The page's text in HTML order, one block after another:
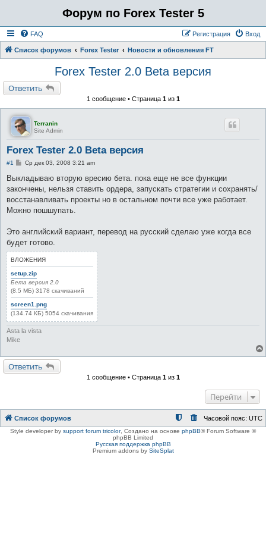
Форум по Forex Tester 5
FAQ Вход
Регистрация
Список форумов Forex Tester Новости и обновления FT
Forex Tester 2.0 Beta версия
Ответить
1 сообщение • Страница 1из 1
Terranin
Site Admin
Forex Tester 2.0 Beta версия
#1
С
о
щ
е
и
Ср дек 03, 2008 3:21 am
Выкладываю вторую вресию бета. пока еще не все функции
закончены, нельзя ставить ордера, запускать стратегии и сохранять/
восстанавливать проекты но в остальном почти все уже работает.
Можно пошшупать.
Это английский вариант, перевод на русский сделаю уже когда все
будет готово.
ВЛОЖЕНИЯ
setup.zip
Бета версия 2.0
(8.5 МБ) 3178 скачиваний
screen1.png
(134.74 КБ) 5054 скачивания
Asta la vista
Mike
Ответить
1 сообщение • Страница 1из 1
Перейти
Список форумов Часовой пояс: UTC
Style developer by support forum tricolor, Создано на основе phpBB® Forum Software ©
phpBB Limited
Русская поддержка phpBB
Premium addons by SiteSplat